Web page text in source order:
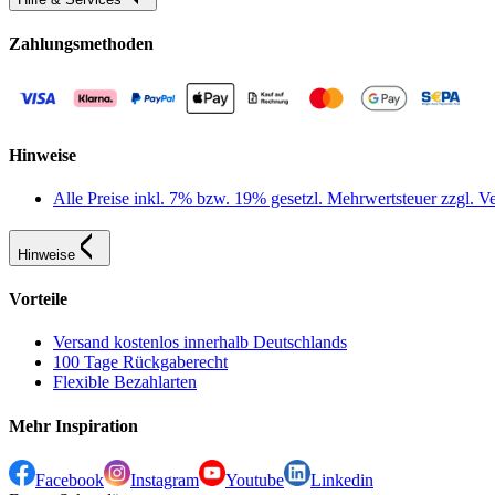
Zahlungsmethoden
Hinweise
Alle Preise inkl. 7% bzw. 19% gesetzl. Mehrwertsteuer zzgl.
Hinweise
Vorteile
Versand kostenlos innerhalb Deutschlands
100 Tage Rückgaberecht
Flexible Bezahlarten
Mehr Inspiration
Facebook Instagram Youtube
Linkedin